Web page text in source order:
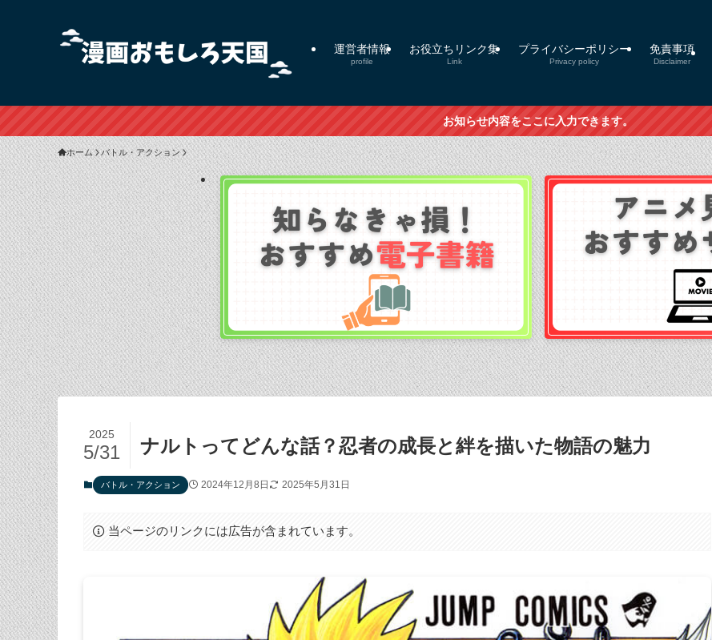
運営者情報
profile
お役立ちリンク集
Link
プライバシーポリシー
Privacy policy
免責事項
Disclaimer
お知らせ内容をここに入力できます。
ホーム バトル・アクション
ナルトってどんな話？忍者の成長と絆を描いた物語の魅力
2025
5/31
バトル・アクション 2024年12月8日 2025年5月31日
当ページのリンクには広告が含まれています。